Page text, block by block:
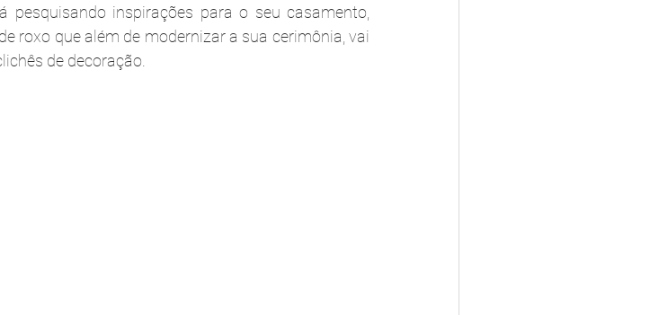
inspirações para o seu casamento,
roxo que além de modernizar a sua cerimônia, vai
de decoração.